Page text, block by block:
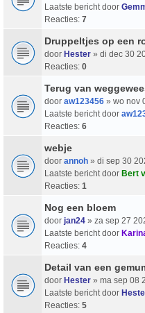
Laatste bericht door
Reacties: 7
Druppeltjes op een
door Hester » di dec 30
Reacties: 0
Terug van
door aw123456 » wo nov
Laatste bericht door
Reacties: 6
webje
door annoh » di sep 30
Laatste bericht door Bert
Reacties: 1
Nog een bloem
door jan24 » za sep 27
Laatste bericht door
Reacties: 4
Detail van een
door Hester » ma sep 08
Laatste bericht door
Reacties: 5